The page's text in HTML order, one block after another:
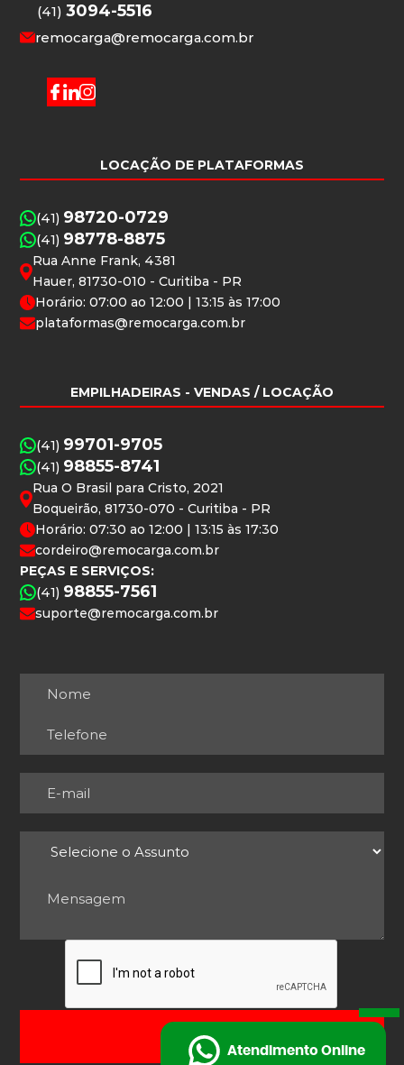
(41)3094-5516
remocarga@remocarga.com.br
LOCAÇÃO DE PLATAFORMAS
(41) 98720-0729
(41) 98778-8875
Rua Anne Frank, 4381
Hauer, 81730-010 - Curitiba - PR
Horário: 07:00 ao 12:00 | 13:15 às 17:00
plataformas@remocarga.com.br
EMPILHADEIRAS - VENDAS / LOCAÇÃO
(41) 99701-9705
(41) 98855-8741
Rua O Brasil para Cristo, 2021
Boqueirão, 81730-070 - Curitiba - PR
Horário: 07:30 ao 12:00 | 13:15 às 17:30
cordeiro@remocarga.com.br
PEÇAS E SERVIÇOS:
(41) 98855-7561
suporte@remocarga.com.br
ENVIAR
Atendimento Online